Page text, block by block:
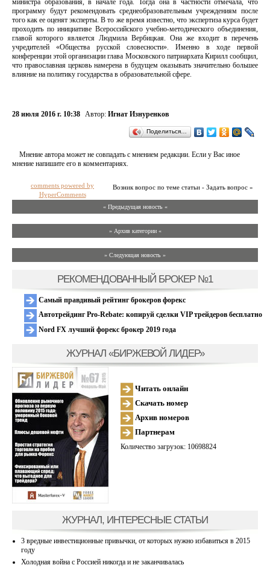
министра образования, в начале года. Тогда она в частности отмечала, что
программу будут рекомендовать среднеобразовательным учреждениям после
того как ее оценят эксперты. В то же время известно, что экспертиза курса будет
проходить по инициативе Всероссийского учебно-методического объединения,
главой которого является Людмила Вербицкая. Она же входит в перечень
учредителей «Общества русской словесности». Именно в ходе первой
конференции этой организации глава Московского патриархата Кирилл сообщил,
что православная церковь намерена в будущем оказывать значительно большее
влияние на политику государства в образовательной сфере.
28 июля 2016 г. 10:38 Автор: Игнат Изнуренков
Поделиться…
Мнение автора может не совпадать с мнением редакции. Если у Вас иное
мнение напишите его в комментариях.
Возник вопрос по теме статьи - Задать вопрос »
comments powered by
HyperComments
« Предыдущая новость «
» Архив категории «
» Следующая новость »
РЕКОМЕНДОВАННЫЙ БРОКЕР №1
Самый правдивый рейтинг брокеров форекс
Автотрейдинг Pro-Rebate: копируй сделки VIP трейдеров бесплатно
Nord FX лучший форекс брокер 2019 года
ЖУРНАЛ «БИРЖЕВОЙ ЛИДЕР»
Читать онлайн
Скачать номер
Архив номеров
Партнерам
Количество загрузок: 10698824
ЖУРНАЛ, ИНТЕРЕСНЫЕ СТАТЬИ
3 вредные инвестиционные привычки, от которых нужно избавиться в 2015
году
Холодная война с Россией никогда и не заканчивалась